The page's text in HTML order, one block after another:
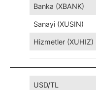
Banka (XBANK)
Sanayi (XUSIN)
Hizmetler (XUHIZ)
USD/TL